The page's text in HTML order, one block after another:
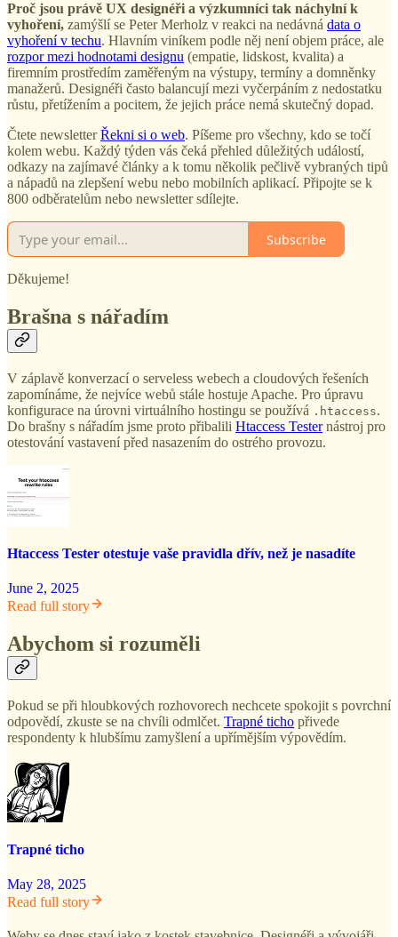
Proč jsou právě UX designéři a výzkumníci tak náchylní k
vyhoření, zamýšlí se Peter Merholz v reakci na nedávná data o
vyhoření v techu. Hlavním viníkem podle něj není objem práce, ale
rozpor mezi hodnotami designu (empatie, lidskost, kvalita) a
firemním prostředím zaměřeným na výstupy, termíny a domněnky
manažerů. Designéři často balancují mezi vyčerpáním z nedostatku
růstu, přetížením a pocitem, že jejich práce nemá skutečný dopad.
Čtete newsletterŘekni si o web. Píšeme pro všechny, kdo se točí
kolem webu. Každý týden vás čeká přehled důležitých událostí,
odkazy na zajímavé články a k tomu několik pečlivě vybraných tipů
a nápadů na zlepšení webu nebo mobilních aplikací. Připojte se k
800 odběratelům nebo newsletter sdílejte.
Subscribe
Děkujeme!
Brašna s nářadím
V záplavě konverzací o serveless webech a cloudových řešeních
zapomínáme, že nejvíce webů stále hostuje Apache. Pro úpravu
konfigurace na úrovni virtuálního hostingu se používá .htaccess.
Do brašny s nářadím jsme proto přibalili Htaccess Testernástroj pro
otestování vastavení před nasazením do ostrého provozu.
Htaccess Tester otestuje vaše pravidla dřív, než je nasadíte
June 2, 2025
Read full story
Abychom si rozuměli
Pokud se při hloubkových rozhovorech nechcete spokojit s povrchní
odpovědí, zkuste se na chvíli odmlčet. Trapné ticho přivede
respondenty k hlubšímu zamyšlení a upřímějším výpovědím.
Trapné ticho
May 28, 2025
Read full story